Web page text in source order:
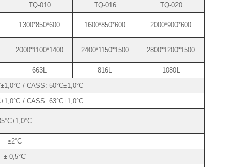
TQ-010 TQ-016
TQ-020
1300*850*600 1600*850*600 2000*900*600
2000*1100*1400 2400*1150*1500 2800*1200*1500
663L 816L
1080L
/ CASS: 50°C±1,0°C
/ CASS: 63°C±1,0°C
≤2°C
± 0,5°C